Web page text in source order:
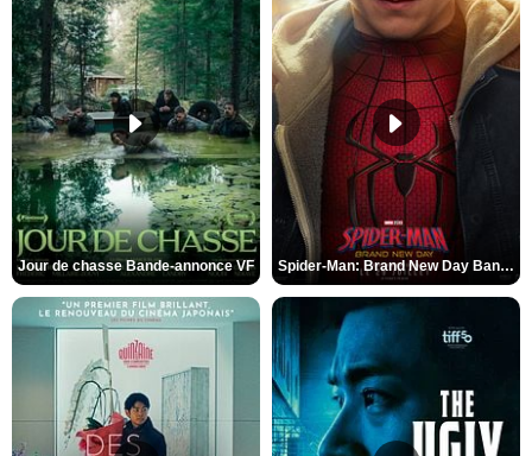
Jour de chasse Bande-annonce VF Spider-Man: Brand New Day Bande-annonce (3) VO STFR